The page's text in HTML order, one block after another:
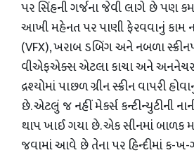
પર સિંહની ગર્જના જેવી લાગે છે પણ
આખી મહેનત પર પાણી ફેરવવાનું
(VFX), ખરાબ ડબિંગ અને નબળા
વીએફએક્સ એટલા કાચા અને
દ્રશ્યોમાં પાછળ ગ્રીન સ્ક્રીન વાપરી
છે. એટલું જ નહીં મેકર્સ કન્ટીન્યુટીની
થાપ ખાઈ ગયા છે. એક સીનમાં બાળક
જવામાં આવે છે તેના પર હિન્દીમાં ક-